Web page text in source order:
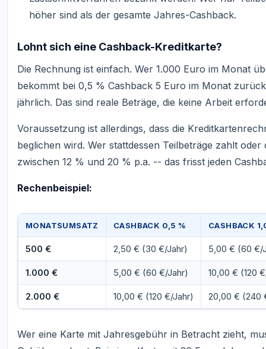
höher sind als der gesamte Jahres-Cashback.
Lohnt sich eine Cashback-Kreditkarte?
Die Rechnung ist einfach. Wer 1.000 Euro im Monat
bekommt bei 0,5 % Cashback 5 Euro im Monat
jährlich. Das sind reale Beträge, die keine Arbeit
Voraussetzung ist allerdings, dass die
beglichen wird. Wer stattdessen Teilbeträge zahlt
zwischen 12 % und 20 % p.a. -- das frisst jeden
Rechenbeispiel:
MONATSUMSATZ CASHBACK 0,5 % CASHBACK
500 € 2,50 € (30 €/Jahr) 5,00 € (60 €/
1.000 € 5,00 € (60 €/Jahr) 10,00 € (120
2.000 € 10,00 € (120 €/Jahr) 20,00 € (240
Wer eine Karte mit Jahresgebühr in Betracht zieht,